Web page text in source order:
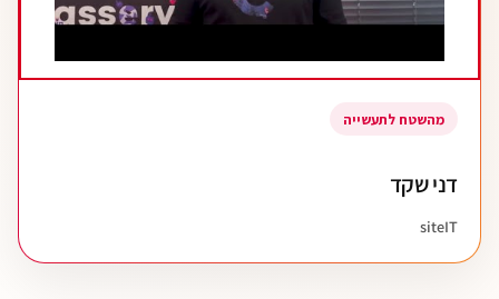
מהשטח לתעשייה
דני שקד
siteIT